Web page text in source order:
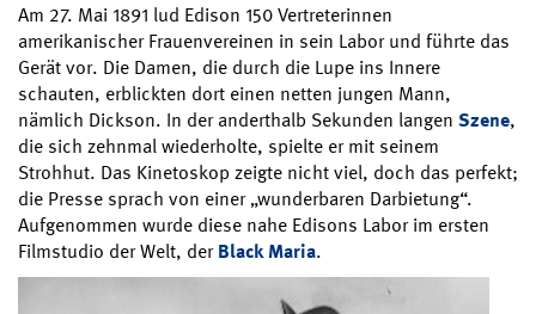
Am 27. Mai 1891 lud Edison 150 Vertreterinnen
amerikanischer Frauenvereinen in sein Labor und führte das
Gerät vor. Die Damen, die durch die Lupe ins Innere
schauten, erblickten dort einen netten jungen Mann,
nämlich Dickson. In der anderthalb Sekunden langen Szene,
die sich zehnmal wiederholte, spielte er mit seinem
Strohhut. Das Kinetoskop zeigte nicht viel, doch das perfekt;
die Presse sprach von einer „wunderbaren Darbietung“.
Aufgenommen wurde diese nahe Edisons Labor im ersten
Filmstudio der Welt, derBlack Maria.